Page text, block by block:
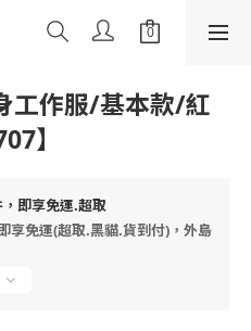
工作服/基本款/紅
】
即享免運.超取
享免運(超取.黑貓.貨到付)，外島